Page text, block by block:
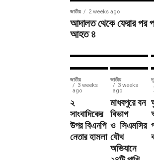
জাতীয় 2 weeks ago
আদালত থেকে ফেরার পর
আহত ৪
সভায়
টমটম ভাড়া
নির্ধারণ
জাতীয়
3 weeks
ago
২
সাংবাদিকের
উপর বিএনপি
নেতার হামলা
জাতীয়
3 weeks
ago
মাধবপুরে বন
বিভাগ
ও সিএমসির
যৌথ
অভিযানে